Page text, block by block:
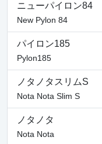
ニューパイロン84
New Pylon 84
パイロン185
Pylon185
ノタノタスリムS
Nota Nota Slim S
ノタノタ
Nota Nota